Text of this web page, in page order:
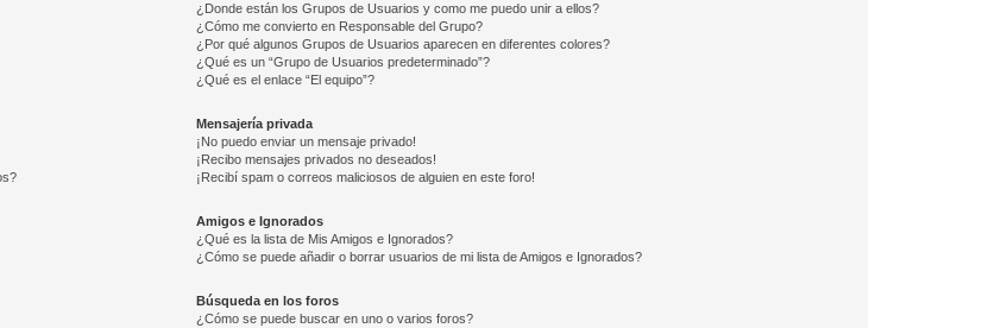
¿Donde están los Grupos de Usuarios y como me puedo unir a ellos?
¿Cómo me convierto en Responsable del Grupo?
¿Por qué algunos Grupos de Usuarios aparecen en diferentes colores?
¿Qué es un “Grupo de Usuarios predeterminado”?
¿Qué es el enlace “El equipo”?
Mensajería privada
¡No puedo enviar un mensaje privado!
¡Recibo mensajes privados no deseados!
¡Recibí spam o correos maliciosos de alguien en este foro!
Amigos e Ignorados
¿Qué es la lista de Mis Amigos e Ignorados?
¿Cómo se puede añadir o borrar usuarios de mi lista de Amigos e Ignorados?
Búsqueda en los foros
¿Cómo se puede buscar en uno o varios foros?